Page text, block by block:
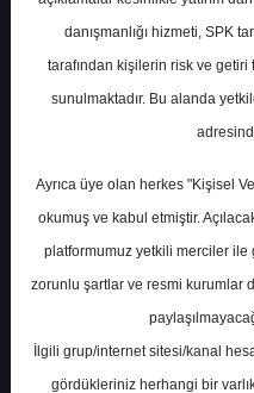
AKBNK-
Hedef Fiyat
Getiri
0
Çarşamba,
danışmanlığı hizmeti, SPK
tarafından kişilerin risk ve getiri
sunulmaktadır. Bu alanda
Ayrıca üye olan herkes "Kişisel
okumuş ve kabul etmiştir.
platformumuz yetkili merciler ile
zorunlu şartlar ve resmi kurumlar
İlgili grup/internet sitesi/kanal
gördükleriniz herhangi bir